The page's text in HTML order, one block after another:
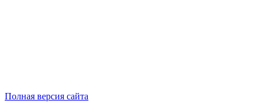
Полная версия сайта